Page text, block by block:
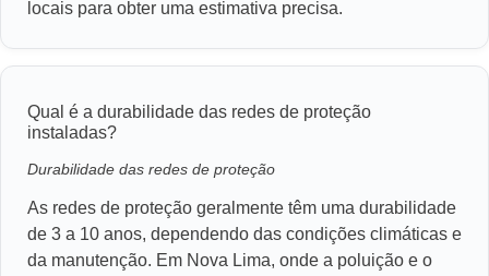
locais para obter uma estimativa precisa.
Qual é a durabilidade das redes de proteção
instaladas?
Durabilidade das redes de proteção
As redes de proteção geralmente têm uma durabilidade
de 3 a 10 anos, dependendo das condições climáticas e
da manutenção. Em Nova Lima, onde a poluição e o